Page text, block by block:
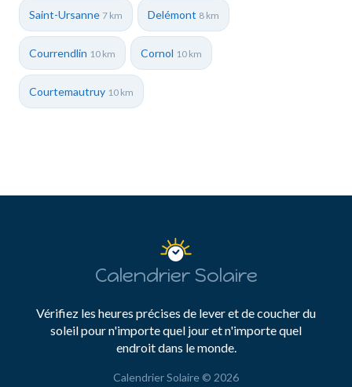
Saint-Ursanne 7 km Delémont 8 km
Courrendlin 10 km Cornol 10 km
Courtemautruy 10 km
Calendrier Solaire
Vérifiez les heures précises de lever et de coucher du
soleil pour n'importe quel jour et n'importe quel
endroit dans le monde.
Calendrier Solaire © 2026